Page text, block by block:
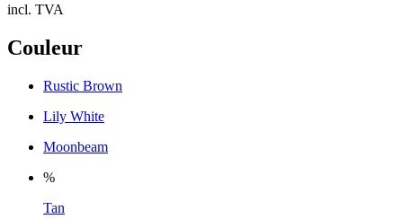
incl. TVA
Couleur
Rustic Brown
Lily White
Moonbeam
%
Tan